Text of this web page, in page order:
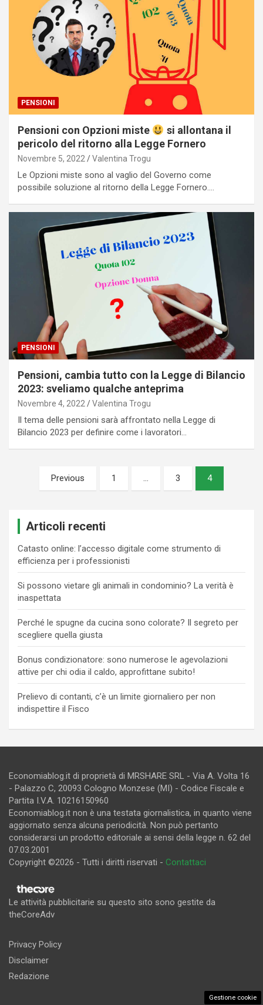
PENSIONI
Pensioni con Opzioni miste
si allontana il
pericolo del ritorno alla Legge Fornero
Novembre 5, 2022 Valentina Trogu
Le Opzioni miste sono al vaglio del Governo come
possibile soluzione al ritorno della Legge Fornero.…
PENSIONI
Pensioni, cambia tutto con la Legge di Bilancio
2023: sveliamo qualche anteprima
Novembre 4, 2022 Valentina Trogu
Il tema delle pensioni sarà affrontato nella Legge di
Bilancio 2023 per definire come i lavoratori…
Paginazione
degli
Previous 1 … 3 4
Articoli recenti
Catasto online: l’accesso digitale come strumento di
efficienza per i professionisti
Si possono vietare gli animali in condominio? La verità è
inaspettata
Perché le spugne da cucina sono colorate? Il segreto per
scegliere quella giusta
Bonus condizionatore: sono numerose le agevolazioni
attive per chi odia il caldo, approfittane subito!
Prelievo di contanti, c’è un limite giornaliero per non
indispettire il Fisco
Economiablog.it di proprietà di MRSHARE SRL - Via A. Volta 16
- Palazzo C, 20093 Cologno Monzese (MI) - Codice Fiscale e
Partita I.V.A. 10216150960
Economiablog.it non è una testata giornalistica, in quanto viene
aggiornato senza alcuna periodicità. Non può pertanto
considerarsi un prodotto editoriale ai sensi della legge n. 62 del
07.03.2001
Copyright ©2026 - Tutti i diritti riservati - Contattaci
Le attività pubblicitarie su questo sito sono gestite da
theCoreAdv
Privacy Policy
Disclaimer
Redazione
Gestione cookie